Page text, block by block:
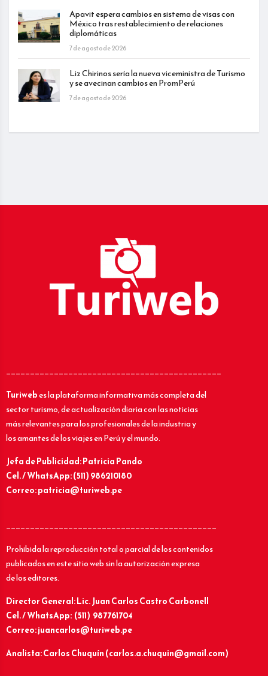
Apavit espera cambios en sistema de visas con
México tras restablecimiento de relaciones
diplomáticas
7 de agosto de 2026
Liz Chirinos sería la nueva viceministra de Turismo
y se avecinan cambios en PromPerú
7 de agosto de 2026
_____________________________________________
Turiwebes la plataforma informativa más completa del
sector turismo, de actualización diaria con las noticias
más relevantes para los profesionales de la industria y
los amantes de los viajes en Perú y el mundo.
Jefa de Publicidad: Patricia Pando
Cel. / WhatsApp: (511) 986210180
Correo: patricia@turiweb.pe
____________________________________________
Prohibida la reproducción total o parcial de los contenidos
publicados en este sitio web sin la autorización expresa
de los editores.
Director General: Lic.Juan Carlos Castro Carbonell
Cel. / WhatsApp: (511) 987761704
Correo: juancarlos@turiweb.pe
Analista: Carlos Chuquín (carlos.a.chuquin@gmail.com)